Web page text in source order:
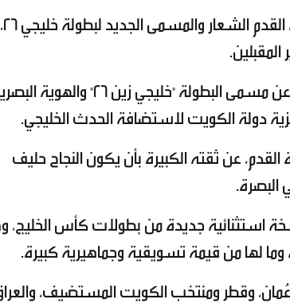
أعلن اتحاد كأس الخليج العربي لكرة القدم الشعار والمسمى الجديد لبطولة خليجي 26،
جاء ذلك خلال حفل أقيم بالعاصمة الكويتية كشف خلاله عن مسمى البطولة "خليجي زين 26"
دولة الكويت لاستضافة الحدث الخليجي.
عن ثقته الكبيرة بأن يكون النجاح حليف
استثنائية جديدة من بطولات كأس الخليج،
وما لها من قيمة تسويقية وجماهيرية كبيرة.
وهي سلطنة عُمان، وقطر ومنتخب الكويت المستضيف،